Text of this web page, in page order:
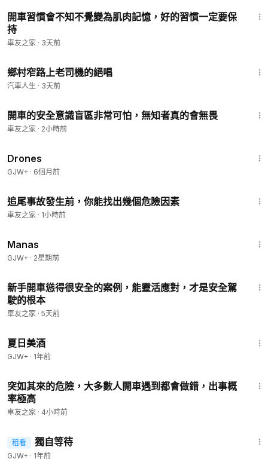
開車習慣會不知不覺變為肌肉記憶，好的習慣一定要保
持
車友之家 · 3天前
鄉村窄路上老司機的絕唱
汽車人生 · 3天前
開車的安全意識盲區非常可怕，無知者真的會無畏
車友之家 · 2小時前
Drones
GJW+ · 6個月前
追尾事故發生前，你能找出幾個危險因素
車友之家 · 1小時前
Manas
GJW+ · 2星期前
新手開車慫得很安全的案例，能靈活應對，才是安全駕
駛的根本
車友之家 · 5天前
夏日美酒
GJW+ · 1年前
突如其來的危險，大多數人開車遇到都會做錯，出事概
率極高
車友之家 · 4小時前
租看 獨自等待
GJW+ · 1年前